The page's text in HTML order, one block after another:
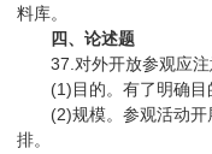
料库。
四、论述题
37.对外开放参观应注
(1)目的。有了明确目的
(2)规模。参观活动开
排。